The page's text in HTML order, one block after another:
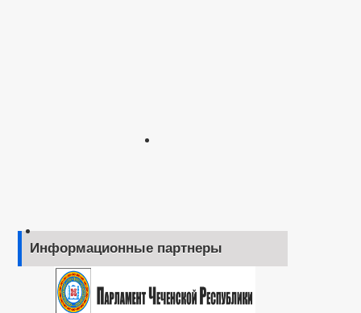
Информационные партнеры